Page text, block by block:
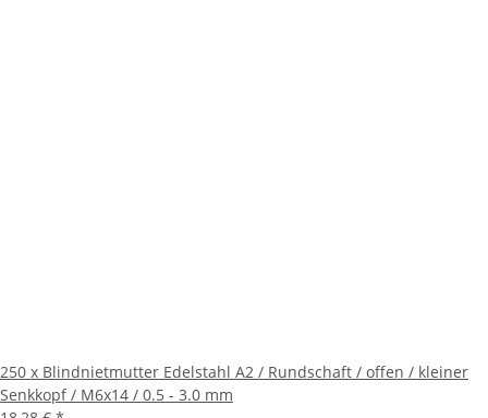
250 x Blindnietmutter Edelstahl A2 / Rundschaft / offen / kleiner
Senkkopf / M6x14 / 0.5 - 3.0 mm